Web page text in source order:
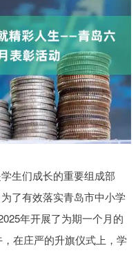
生们成长的重要组成部
了有效落实青岛市中小学
年开展了为期一个月的
在庄严的升旗仪式上，学